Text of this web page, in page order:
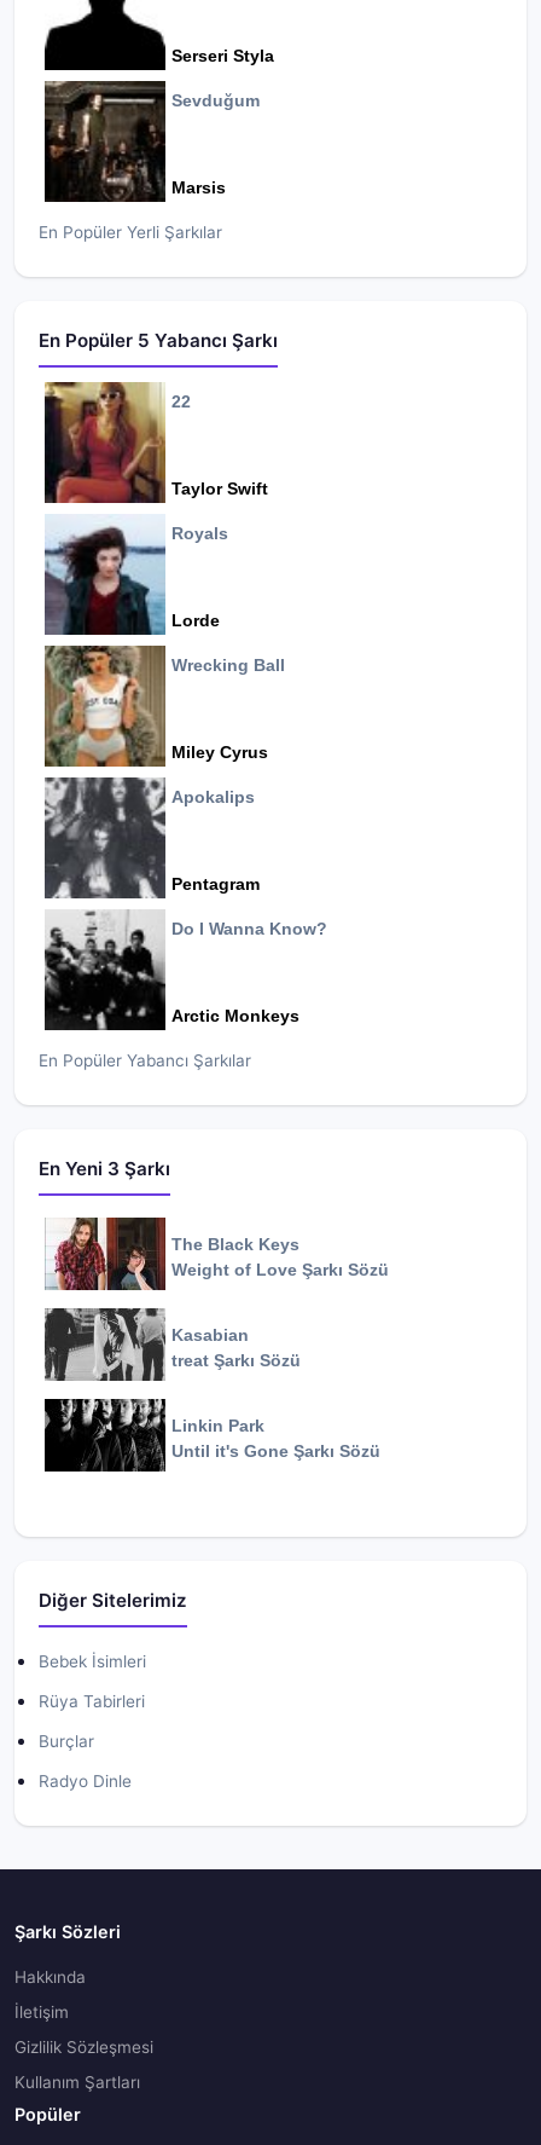
Serseri Styla
Sevduğum
Marsis
En Popüler Yerli Şarkılar
En Popüler 5 Yabancı Şarkı
22
Taylor Swift
Royals
Lorde
Wrecking Ball
Miley Cyrus
Apokalips
Pentagram
Do I Wanna Know?
Arctic Monkeys
En Popüler Yabancı Şarkılar
En Yeni 3 Şarkı
The Black Keys
Weight of Love Şarkı Sözü
Kasabian
treat Şarkı Sözü
Linkin Park
Until it's Gone Şarkı Sözü
Diğer Sitelerimiz
Bebek İsimleri
Rüya Tabirleri
Burçlar
Radyo Dinle
Şarkı Sözleri
Hakkında
İletişim
Gizlilik Sözleşmesi
Kullanım Şartları
Popüler